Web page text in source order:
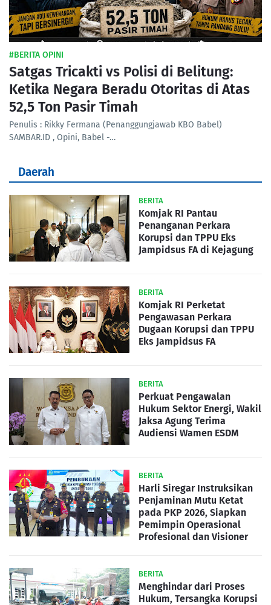
#BERITA OPINI
Satgas Tricakti vs Polisi di Belitung:
Ketika Negara Beradu Otoritas di Atas
52,5 Ton Pasir Timah
Penulis : Rikky Fermana (Penanggungjawab KBO Babel)
SAMBAR.ID , Opini, Babel -…
Daerah
BERITA
Komjak RI Pantau
Penanganan Perkara
Korupsi dan TPPU Eks
Jampidsus FA di Kejagung
BERITA
Komjak RI Perketat
Pengawasan Perkara
Dugaan Korupsi dan TPPU
Eks Jampidsus FA
BERITA
Perkuat Pengawalan
Hukum Sektor Energi, Wakil
Jaksa Agung Terima
Audiensi Wamen ESDM
BERITA
Harli Siregar Instruksikan
Penjaminan Mutu Ketat
pada PKP 2026, Siapkan
Pemimpin Operasional
Profesional dan Visioner
BERITA
Menghindar dari Proses
Hukum, Tersangka Korupsi